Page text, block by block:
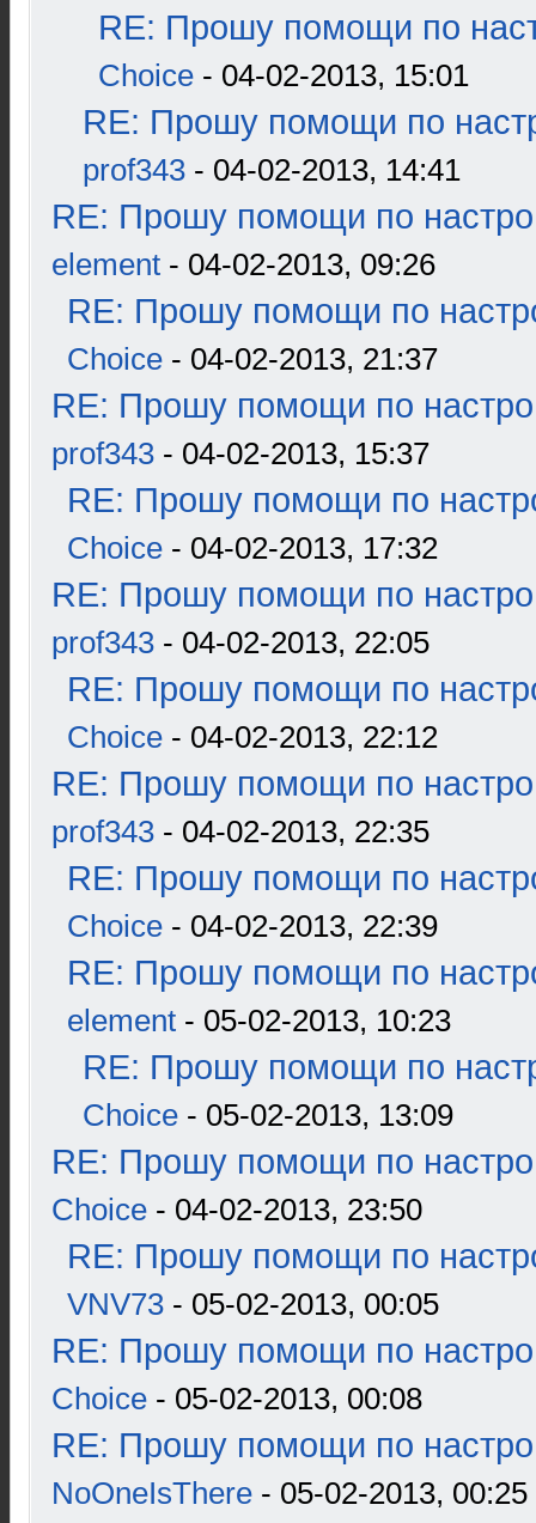
RE: Прошу помощи по
Choice - 04-02-2013, 15:01
RE: Прошу помощи по
prof343 - 04-02-2013, 14:41
RE: Прошу помощи по
element - 04-02-2013, 09:26
RE: Прошу помощи по
Choice - 04-02-2013, 21:37
RE: Прошу помощи по
prof343 - 04-02-2013, 15:37
RE: Прошу помощи по
Choice - 04-02-2013, 17:32
RE: Прошу помощи по
prof343 - 04-02-2013, 22:05
RE: Прошу помощи по
Choice - 04-02-2013, 22:12
RE: Прошу помощи по
prof343 - 04-02-2013, 22:35
RE: Прошу помощи по
Choice - 04-02-2013, 22:39
RE: Прошу помощи по
element - 05-02-2013, 10:23
RE: Прошу помощи по
Choice - 05-02-2013, 13:09
RE: Прошу помощи по
Choice - 04-02-2013, 23:50
RE: Прошу помощи по
VNV73 - 05-02-2013, 00:05
RE: Прошу помощи по
Choice - 05-02-2013, 00:08
RE: Прошу помощи по
NoOneIsThere - 05-02-2013, 00:25